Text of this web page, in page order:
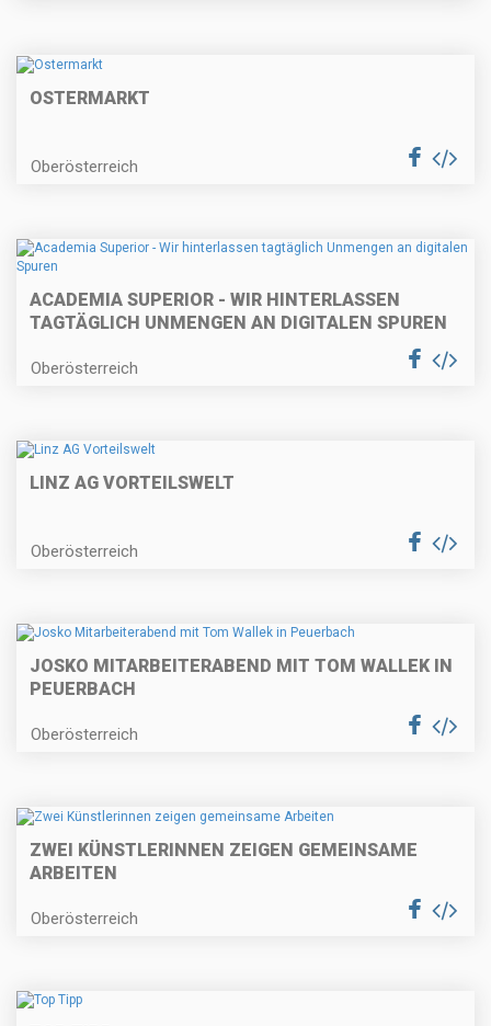
OSTERMARKT
Oberösterreich
ACADEMIA SUPERIOR - WIR HINTERLASSEN
TAGTÄGLICH UNMENGEN AN DIGITALEN SPUREN
Oberösterreich
LINZ AG VORTEILSWELT
Oberösterreich
JOSKO MITARBEITERABEND MIT TOM WALLEK IN
PEUERBACH
Oberösterreich
ZWEI KÜNSTLERINNEN ZEIGEN GEMEINSAME
ARBEITEN
Oberösterreich